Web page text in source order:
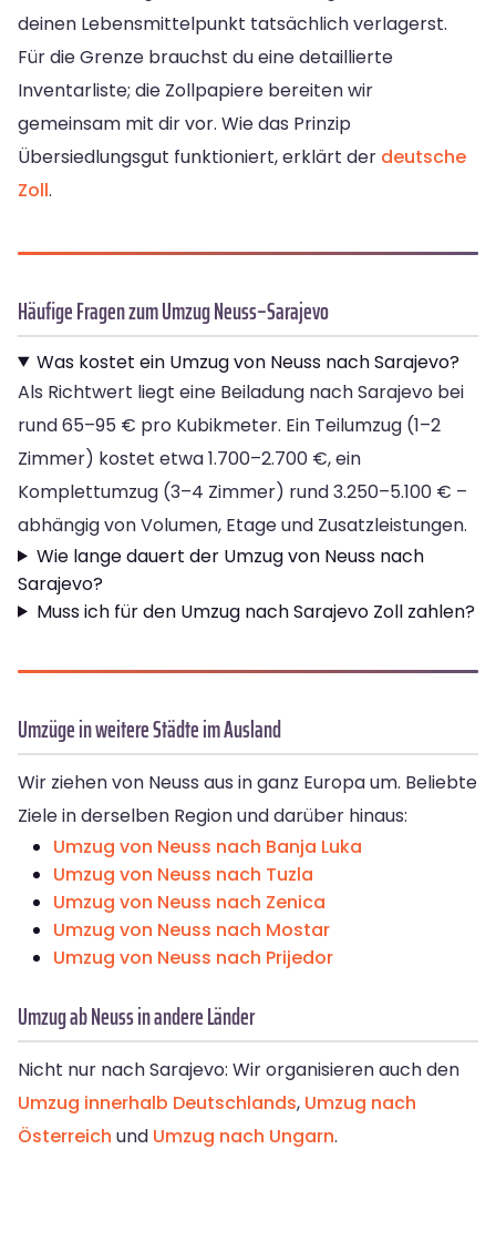
deinen Lebensmittelpunkt tatsächlich verlagerst.
Für die Grenze brauchst du eine detaillierte
Inventarliste; die Zollpapiere bereiten wir
gemeinsam mit dir vor. Wie das Prinzip
Übersiedlungsgut funktioniert, erklärt der deutsche
Zoll.
Häufige Fragen zum Umzug Neuss–Sarajevo
Was kostet ein Umzug von Neuss nach Sarajevo?
Als Richtwert liegt eine Beiladung nach Sarajevo bei
rund 65–95 € pro Kubikmeter. Ein Teilumzug (1–2
Zimmer) kostet etwa 1.700–2.700 €, ein
Komplettumzug (3–4 Zimmer) rund 3.250–5.100 € –
abhängig von Volumen, Etage und Zusatzleistungen.
Wie lange dauert der Umzug von Neuss nach
Sarajevo?
Muss ich für den Umzug nach Sarajevo Zoll zahlen?
Umzüge in weitere Städte im Ausland
Wir ziehen von Neuss aus in ganz Europa um. Beliebte
Ziele in derselben Region und darüber hinaus:
Umzug von Neuss nach Banja Luka
Umzug von Neuss nach Tuzla
Umzug von Neuss nach Zenica
Umzug von Neuss nach Mostar
Umzug von Neuss nach Prijedor
Umzug ab Neuss in andere Länder
Nicht nur nach Sarajevo: Wir organisieren auch den
Umzug innerhalb Deutschlands, Umzug nach
Österreich und Umzug nach Ungarn.